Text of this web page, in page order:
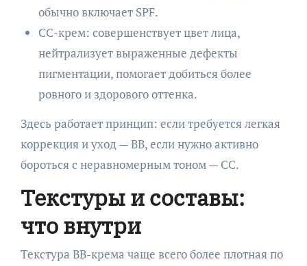
обычно включает SPF.
CC-крем: совершенствует цвет лица,
нейтрализует выраженные дефекты
пигментации, помогает добиться более
ровного и здорового оттенка.
Здесь работает принцип: если требуется легкая
коррекция и уход — BB, если нужно активно
бороться с неравномерным тоном — CC.
Текстуры и составы:
что внутри
Текстура BB-крема чаще всего более плотная по